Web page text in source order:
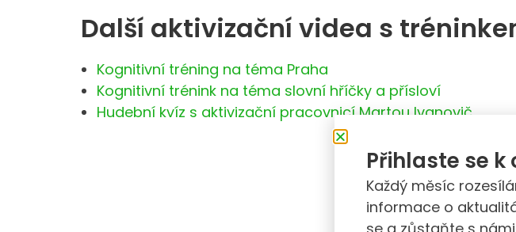
Další aktivizační videa s
Kognitivní tréning na téma Praha
Kognitivní trénink na téma slovní hříčky a přísloví
Hudební kvíz s aktivizační pracovnicí Martou Ivanovič
Facebook
Přihlaste se
Každý měsíc
informace o